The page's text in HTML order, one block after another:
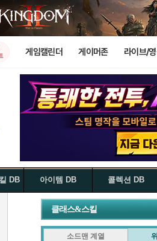
게임캘린더 게이머존 라이브/
DB 아이템 DB 콜렉션 DB
클래스&스킬
소드맨 계열